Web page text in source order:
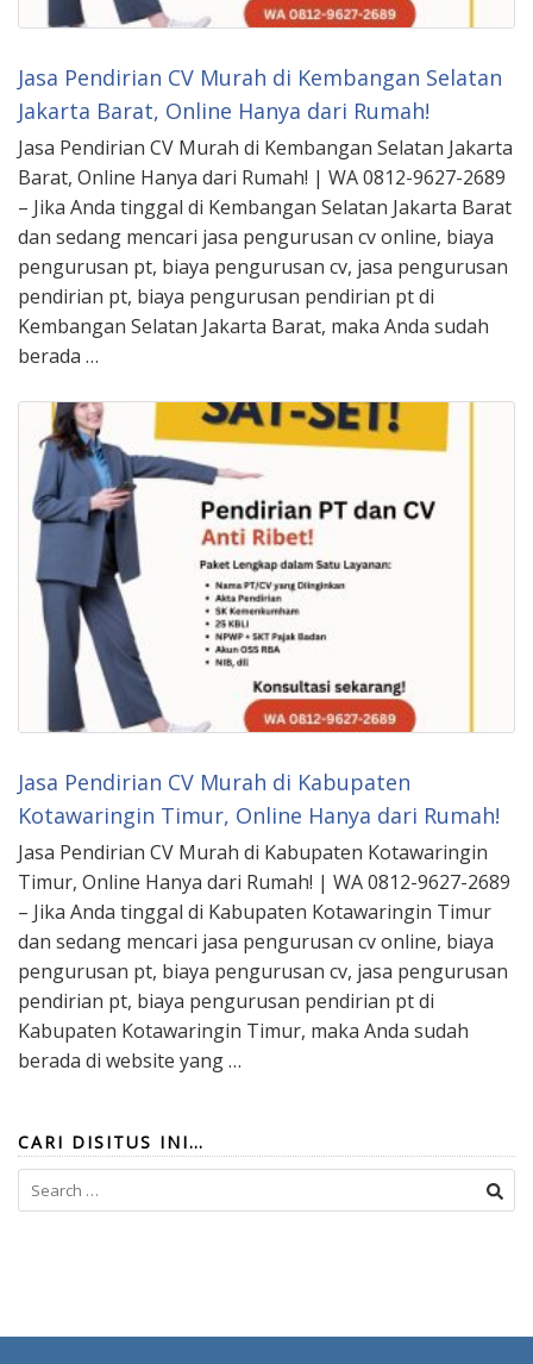
Jasa Pendirian CV Murah di Kembangan Selatan
Jakarta Barat, Online Hanya dari Rumah!
Jasa Pendirian CV Murah di Kembangan Selatan Jakarta
Barat, Online Hanya dari Rumah! | WA 0812-9627-2689
– Jika Anda tinggal di Kembangan Selatan Jakarta Barat
dan sedang mencari jasa pengurusan cv online, biaya
pengurusan pt, biaya pengurusan cv, jasa pengurusan
pendirian pt, biaya pengurusan pendirian pt di
Kembangan Selatan Jakarta Barat, maka Anda sudah
berada …
Jasa Pendirian CV Murah di Kabupaten
Kotawaringin Timur, Online Hanya dari Rumah!
Jasa Pendirian CV Murah di Kabupaten Kotawaringin
Timur, Online Hanya dari Rumah! | WA 0812-9627-2689
– Jika Anda tinggal di Kabupaten Kotawaringin Timur
dan sedang mencari jasa pengurusan cv online, biaya
pengurusan pt, biaya pengurusan cv, jasa pengurusan
pendirian pt, biaya pengurusan pendirian pt di
Kabupaten Kotawaringin Timur, maka Anda sudah
berada di website yang …
CARI DISITUS INI…
Search
for: